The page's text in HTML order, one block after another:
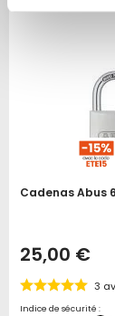
Cadenas Abus
25,00 €
3
Indice de sécurité :